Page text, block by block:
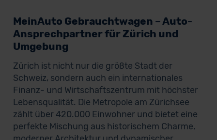
MeinAuto Gebrauchtwagen – Auto-
Ansprechpartner für Zürich und
Umgebung
Zürich ist nicht nur die größte Stadt der
Schweiz, sondern auch ein internationales
Finanz- und Wirtschaftszentrum mit höchster
Lebensqualität. Die Metropole am Zürichsee
zählt über 420.000 Einwohner und bietet eine
perfekte Mischung aus historischem Charme,